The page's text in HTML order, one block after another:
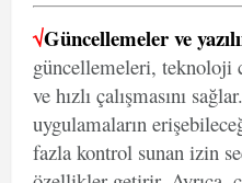
√Güncellemeler ve
güncellemeleri, teknoloji
ve hızlı çalışmasını
uygulamaların
fazla kontrol sunan izin